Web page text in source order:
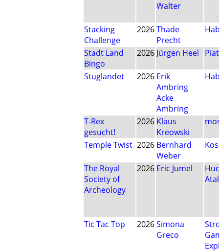
Walter
Stacking
Challenge
2026Thade
Precht
Stadt Land
Bingo
2026 Jürgen Heel
Stuglandet 2026 Erik
Ambring
Acke
Ambring
T-Rex
gesucht!
2026 Klaus
Kreowski
Temple Twist 2026 Bernhard
Weber
The Royal
Society of
Archeology
2026 Eric Jumel
Tic Tac Top 2026Simona
Greco